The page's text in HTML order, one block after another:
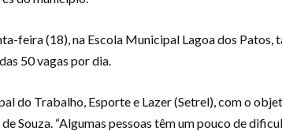
feira (18), na Escola Municipal Lagoa dos Patos,
50 vagas por dia.
do Trabalho, Esporte e Lazer (Setrel), com o
Souza. “Algumas pessoas têm um pouco de